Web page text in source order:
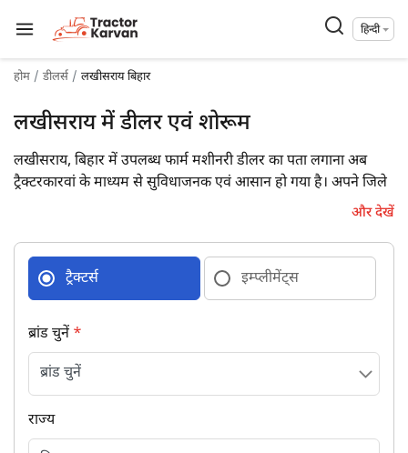
हिन्दी
होम डीलर्स लखीसराय बिहार
लखीसराय में डीलर एवं शोरूम
लखीसराय, बिहार में उपलब्ध फार्म मशीनरी डीलर का पता लगाना अब
ट्रैक्टरकारवां के माध्यम से सुविधाजनक एवं आसान हो गया है। अपने जिले
में उपलब्ध 7 फार्म मशीनरी डीलरों की डिटेल्स पूरे पते एवं संपर्क विवरण के
और देखें
ट्रैक्टर्स इम्प्लीमेंट्स
ब्रांड चुनें*
राज्य